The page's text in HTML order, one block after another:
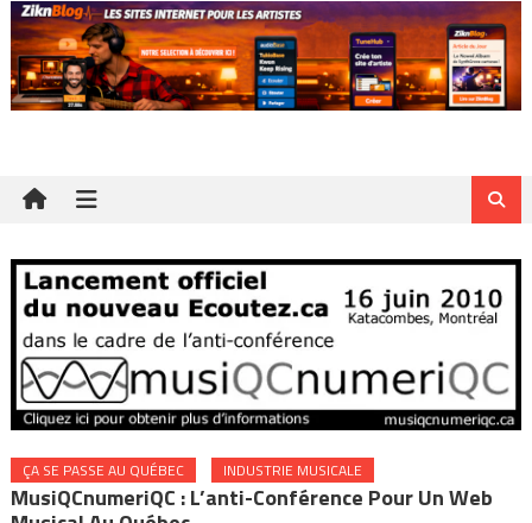
ÇA SE PASSE AU QUÉBEC INDUSTRIE MUSICALE
MusiQCnumeriQC : L’anti-Conférence Pour Un Web